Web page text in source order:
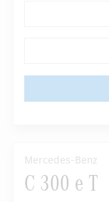
Mercedes-Benz
C 300 e T